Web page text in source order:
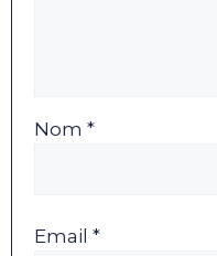
Nom *
Email *